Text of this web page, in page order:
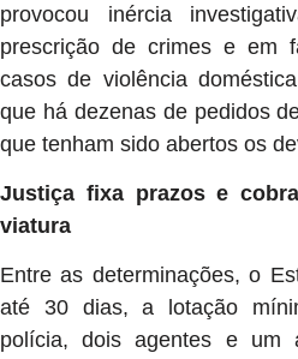
provocou inércia
prescrição de crimes e em
casos de violência
que há dezenas de pedidos
que tenham sido abertos os
Justiça fixa prazos e
viatura
Entre as determinações, o
até 30 dias, a lotação
polícia, dois agentes e um